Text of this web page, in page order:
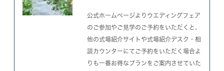
公式ホームページよりウエディングフェア
のご参加やご見学のご予約をいただくと、
他の式場紹介サイトや式場紹介デスク・相
談カウンターにてご予約をいただく場合よ
りも一番お得なプランをご案内させていた